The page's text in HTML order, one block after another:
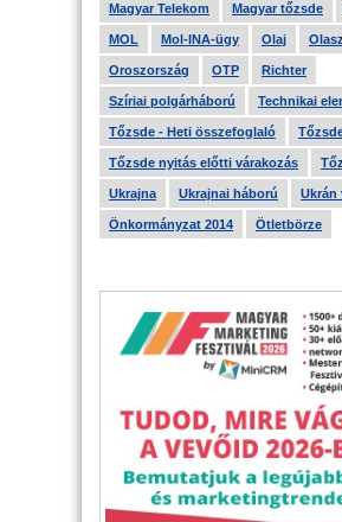
Magyar Telekom Magyar tőzsde
MOL Mol-INA-ügy Olaj
Oroszország OTP Richter
Szíriai polgárháború Technikai
Tőzsde - Heti összefoglaló
Tőzsde nyitás előtti várakozás
Ukrajna Ukrajnai háború Ukrán
Önkormányzat 2014 Ötletbörze